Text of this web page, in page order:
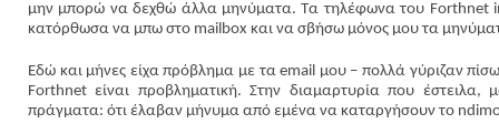
μην μπορώ να δεχθώ άλλα μηνύματα. Τα τηλέφωνα του Forthnet
κατόρθωσα να μπω στο mailbox και να σβήσω μόνος μου τα
Εδώ και μήνες είχα πρόβλημα με τα email μου – πολλά γύριζαν
Forthnet είναι προβληματική. Στην διαμαρτυρία που
πράγματα: ότι έλαβαν μήνυμα από εμένα να καταργήσουν το